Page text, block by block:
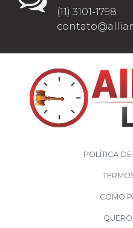
(11) 3101-1798
POLÍTICA
COMO